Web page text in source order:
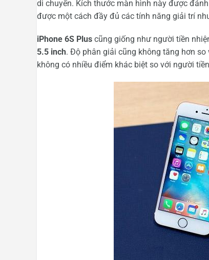
di chuyển. Kích thước màn hình này được
được một cách đầy đủ các tính năng giải trí
iPhone 6S Plus cũng giống như người tiền
5.5 inch. Độ phân giải cũng không tăng hơn
không có nhiều điểm khác biệt so với người